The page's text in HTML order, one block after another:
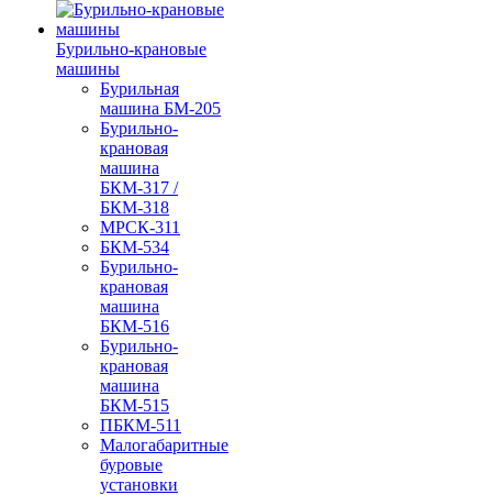
Бурильно-крановые
машины
Бурильная
машина БМ-205
Бурильно-
крановая
машина
БКМ-317 /
БКМ-318
МРСК-311
БКМ-534
Бурильно-
крановая
машина
БКМ-516
Бурильно-
крановая
машина
БКМ-515
ПБКМ-511
Малогабаритные
буровые
установки